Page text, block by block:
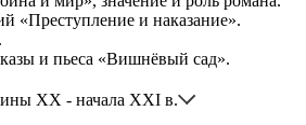
«Преступление и наказание».
и пьеса «Вишнёвый сад».
XX - начала XXI в.